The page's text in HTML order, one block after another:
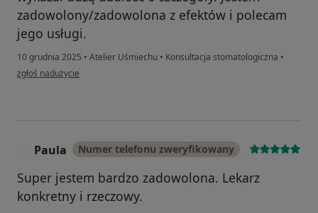
zadowolony/zadowolona z efektów i polecam
jego usługi.
10 grudnia 2025 • Atelier Uśmiechu • Konsultacja stomatologiczna •
w opinii użytkownika ML
zgłoś nadużycie
Paula Numer telefonu zweryfikowany
Super jestem bardzo zadowolona. Lekarz
konkretny i rzeczowy.